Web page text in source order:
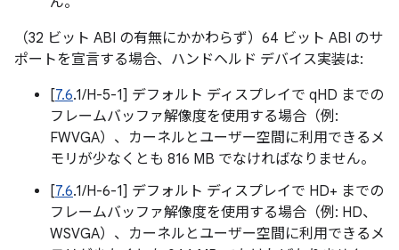
（32 ビット ABI の有無にかかわらず）64 ビット ABI のサ
ポートを宣言する場合、ハンドヘルド デバイス実装は:
[7.6.1/H-5-1] デフォルト ディスプレイで qHD までの
フレームバッファ解像度を使用する場合（例:
FWVGA）、カーネルとユーザー空間に利用できるメ
モリが少なくとも 816 MB でなければなりません。
[7.6.1/H-6-1] デフォルト ディスプレイで HD+ までの
フレームバッファ解像度を使用する場合（例: HD、
WSVGA）、カーネルとユーザー空間に利用できるメ